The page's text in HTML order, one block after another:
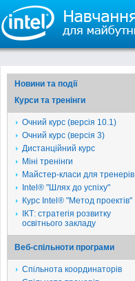
Новини та події
Курси та тренінги
Очний курс (версія 10.1)
Очний курс (версія 3)
Дистанційний курс
Міні тренінги
Майстер-класи для тренерів
Intel® "Шлях до успіху"
Курс Intel® "Метод проектів"
ІКТ: стратегія розвитку
освітнього закладу
Веб-спільноти програми
Спільнота координаторів